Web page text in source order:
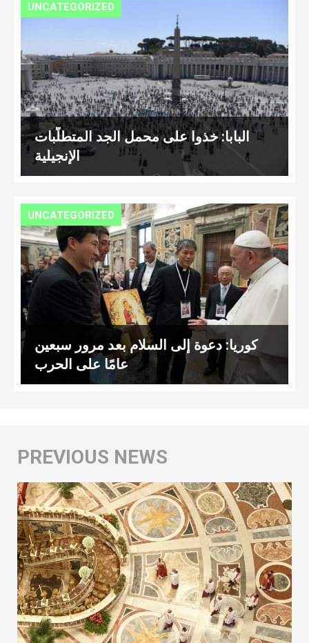
UNCATEGORIZED
البابا: خذوا على محمل الجد المتطلّبات
الإنجيلية
UNCATEGORIZED
كوريا: دعوة إلى السلام بعد مرور سبعين
عامًا على الحرب